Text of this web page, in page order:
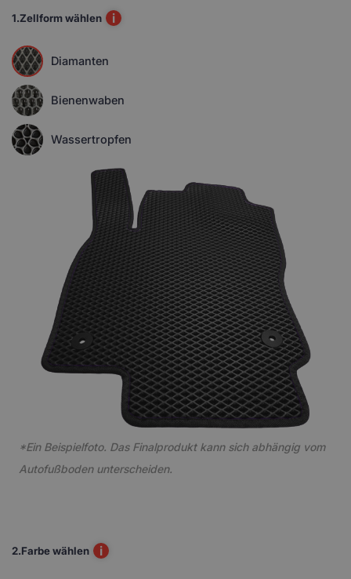
1.Zellform wählen i
Diamanten
Bienenwaben
Wassertropfen
*Ein Beispielfoto. Das Finalprodukt kann sich abhängig vom
Autofußboden unterscheiden.
2.Farbe wählen i